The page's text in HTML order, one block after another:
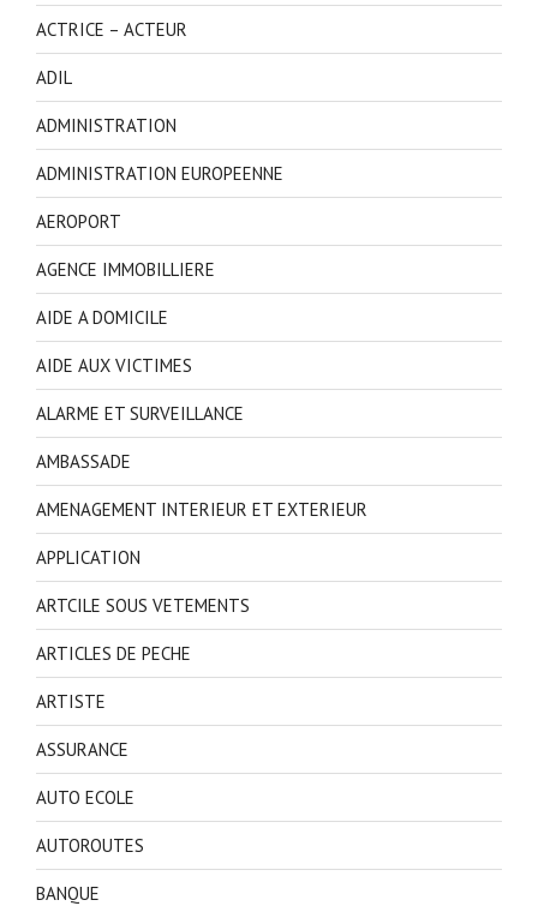
ACTRICE – ACTEUR
ADIL
ADMINISTRATION
ADMINISTRATION EUROPEENNE
AEROPORT
AGENCE IMMOBILLIERE
AIDE A DOMICILE
AIDE AUX VICTIMES
ALARME ET SURVEILLANCE
AMBASSADE
AMENAGEMENT INTERIEUR ET EXTERIEUR
APPLICATION
ARTCILE SOUS VETEMENTS
ARTICLES DE PECHE
ARTISTE
ASSURANCE
AUTO ECOLE
AUTOROUTES
BANQUE